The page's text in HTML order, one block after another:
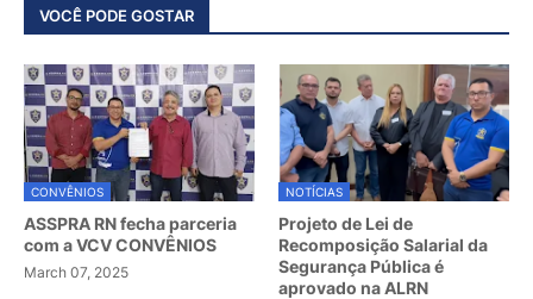
VOCÊ PODE GOSTAR
CONVÊNIOS
ASSPRA RN fecha parceria
com a VCV CONVÊNIOS
March 07, 2025
NOTÍCIAS
Projeto de Lei de
Recomposição Salarial da
Segurança Pública é
aprovado na ALRN